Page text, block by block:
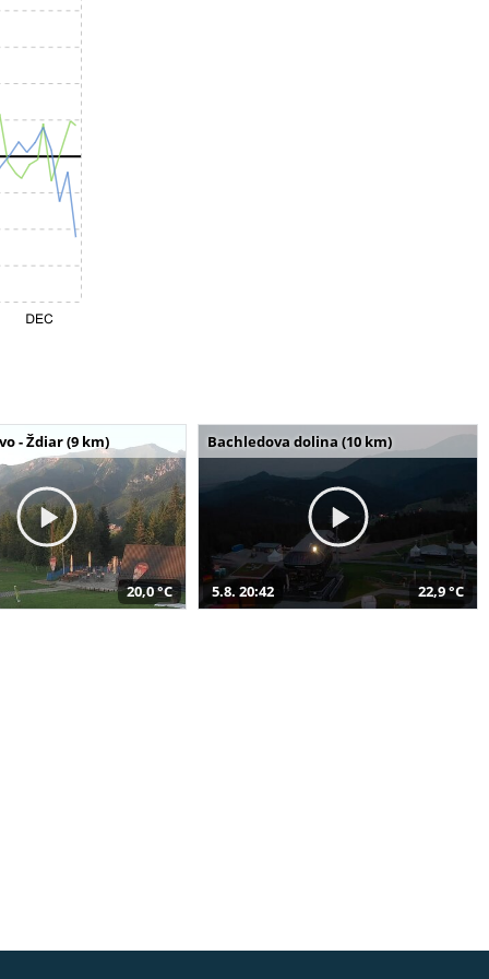
- Ždiar (9 km)
20,0 °C
Bachledova dolina (10 km)
5.8. 20:42 22,9 °C